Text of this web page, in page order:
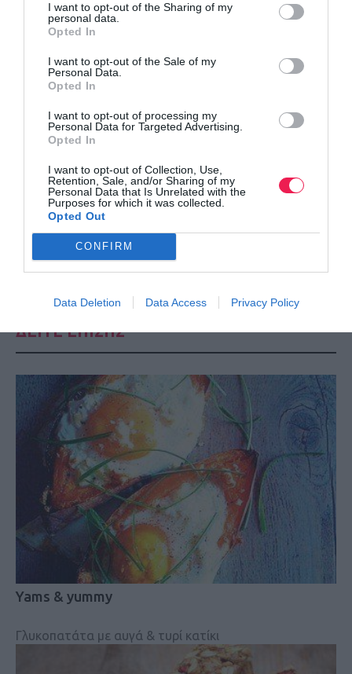
I want to opt-out of the Sharing of my
personal data.
Opted In
I want to opt-out of the Sale of my
Personal Data.
Opted In
I want to opt-out of processing my
Personal Data for Targeted Advertising.
Opted In
I want to opt-out of Collection, Use,
Retention, Sale, and/or Sharing of my
Personal Data that Is Unrelated with the
Purposes for which it was collected.
Opted Out
CONFIRM
Data Deletion Data Access Privacy Policy
ΔΕΙΤΕ ΕΠΙΣΗΣ
Yams & yummy
Γλυκοπατάτα με αυγά & τυρί κατίκι